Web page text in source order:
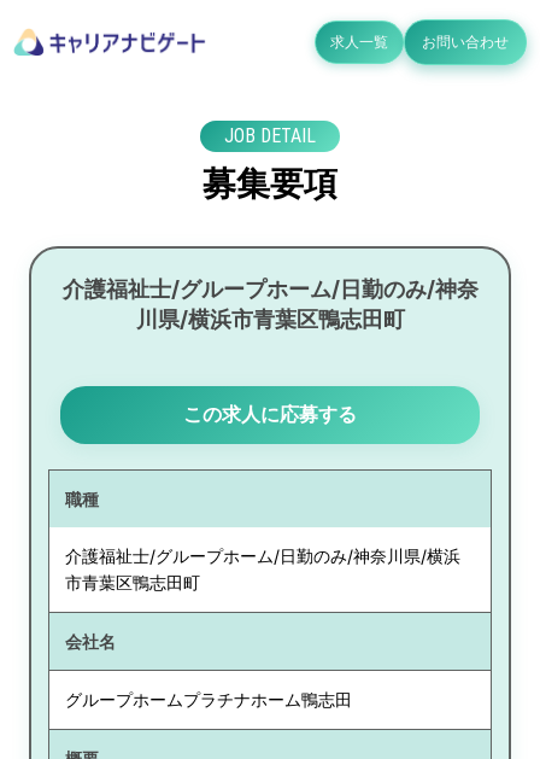
求人一覧 お問い合わせ
JOB DETAIL
募集要項
介護福祉士/グループホーム/日勤のみ/神奈
川県/横浜市青葉区鴨志田町
この求人に応募する
職種
介護福祉士/グループホーム/日勤のみ/神奈川県/横浜
市青葉区鴨志田町
会社名
グループホームプラチナホーム鴨志田